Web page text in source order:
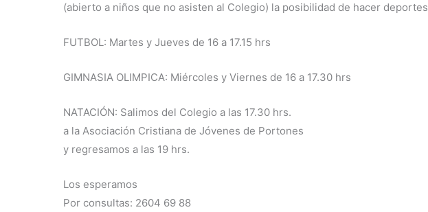
(abierto a niños que no asisten al Colegio) la posibilidad de hacer deportes
FUTBOL: Martes y Jueves de 16 a 17.15 hrs
GIMNASIA OLIMPICA: Miércoles y Viernes de 16 a 17.30 hrs
NATACIÓN: Salimos del Colegio a las 17.30 hrs.
a la Asociación Cristiana de Jóvenes de Portones
y regresamos a las 19 hrs.
Los esperamos
Por consultas: 2604 69 88